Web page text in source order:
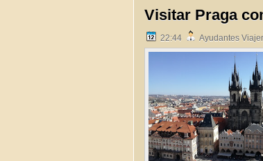
Visitar Praga
22:44 Ayudantes